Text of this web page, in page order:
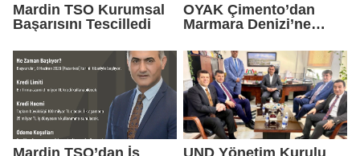
Mardin TSO Kurumsal
Başarısını Tescilledi
OYAK Çimento’dan
Marmara Denizi’ne
Yatırımı
Mardin TSO’dan İş
UND Yönetim Kurulu